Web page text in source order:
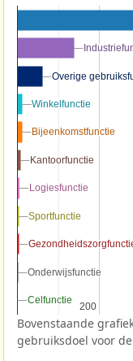
200
200
Overige
Overige
Winkelfunctie
Winkelfunctie
Bijeenkomstfunctie
Bijeenkomstfunctie
Kantoorfunctie
Kantoorfunctie
Logiesfunctie
Logiesfunctie
Sportfunctie
Sportfunctie
Onderwijsfunctie
Onderwijsfunctie
Celfunctie
Celfunctie
Bovenstaande
gebruiksdoel voor